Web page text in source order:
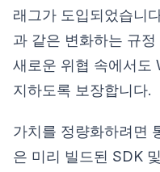
래그가 도입되었습니
과 같은 변화하는 규
새로운 위협 속에서도
지하도록 보장합니다.
가치를 정량화하려면
은 미리 빌드된 SDK